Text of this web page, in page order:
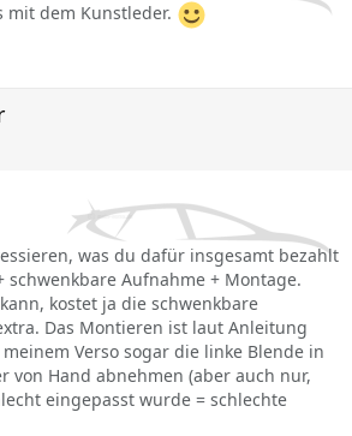
mit dem Kunstleder.
was du dafür insgesamt bezahlt
schwenkbare Aufnahme + Montage.
kostet ja die schwenkbare
Das Montieren ist laut Anleitung
Verso sogar die linke Blende in
von Hand abnehmen (aber auch nur,
eingepasst wurde = schlechte